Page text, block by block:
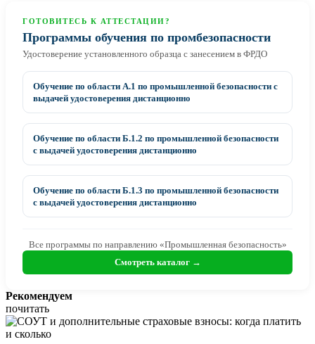
ГОТОВИТЕСЬ К АТТЕСТАЦИИ?
Программы обучения по промбезопасности
Удостоверение установленного образца с занесением в ФРДО
Обучение по области А.1 по промышленной безопасности с
выдачей удостоверения дистанционно
Обучение по области Б.1.2 по промышленной безопасности
с выдачей удостоверения дистанционно
Обучение по области Б.1.3 по промышленной безопасности
с выдачей удостоверения дистанционно
Все программы по направлению «Промышленная безопасность»
Смотреть каталог →
Рекомендуем
почитать